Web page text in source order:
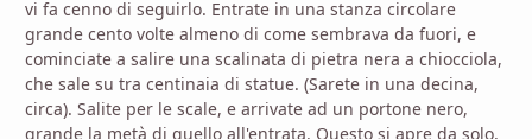
vi fa cenno di seguirlo. Entrate in una stanza circolare
grande cento volte almeno di come sembrava da fuori, e
cominciate a salire una scalinata di pietra nera a chiocciola,
che sale su tra centinaia di statue. (Sarete in una decina,
circa). Salite per le scale, e arrivate ad un portone nero,
grande la metà di quello all'entrata. Questo si apre da solo,